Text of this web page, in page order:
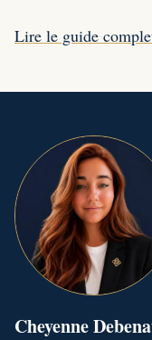
Lire le guide
Cheyenne